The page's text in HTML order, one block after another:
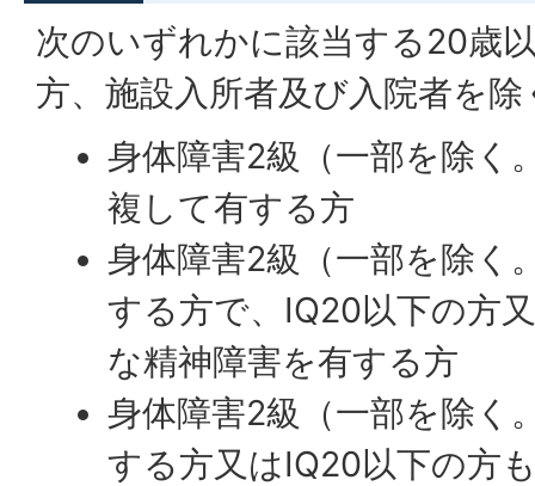
次のいずれかに該当する20歳
方、施設入所者及び入院者を除
身体障害2級（一部を除く
複して有する方
身体障害2級（一部を除く
する方で、IQ20以下の方
な精神障害を有する方
身体障害2級（一部を除く
する方又はIQ20以下の方